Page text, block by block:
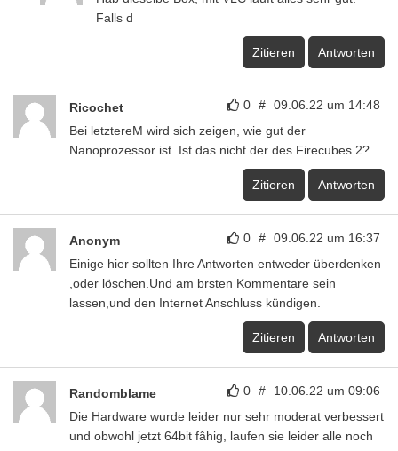
Falls d
Zitieren Antworten
0 # 09.06.22 um 14:48
Ricochet
Bei letztereM wird sich zeigen, wie gut der
Nanoprozessor ist. Ist das nicht der des Firecubes 2?
Zitieren Antworten
0 # 09.06.22 um 16:37
Anonym
Einige hier sollten Ihre Antworten entweder überdenken
,oder löschen.Und am brsten Kommentare sein
lassen,und den Internet Anschluss kündigen.
Zitieren Antworten
0 # 10.06.22 um 09:06
Randomblame
Die Hardware wurde leider nur sehr moderat verbessert
und obwohl jetzt 64bit fâhig, laufen sie leider alle noch